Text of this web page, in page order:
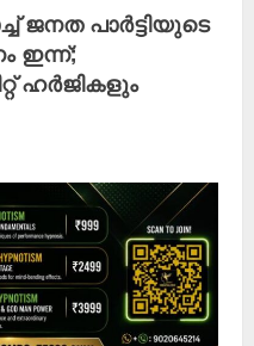
പാർട്ടിയുടെ
ഇന്ന്;
ഹർജികളും